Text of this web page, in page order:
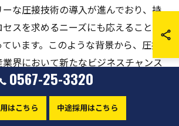
な圧接技術の導入が進んでおり、持
スを求めるニーズにも応えることが
います。このような背景から、圧接
界において新たなビジネスチャンス
特に新興市場に向けた製品開発の加速
す。
0567-25-3320
はこちら 中途採用はこちら